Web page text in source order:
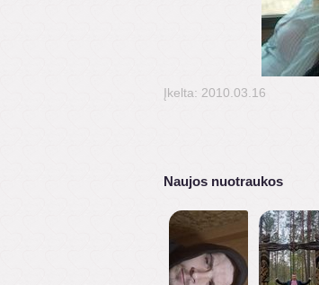
Įkelta: 2010.03.16
Naujos nuotraukos